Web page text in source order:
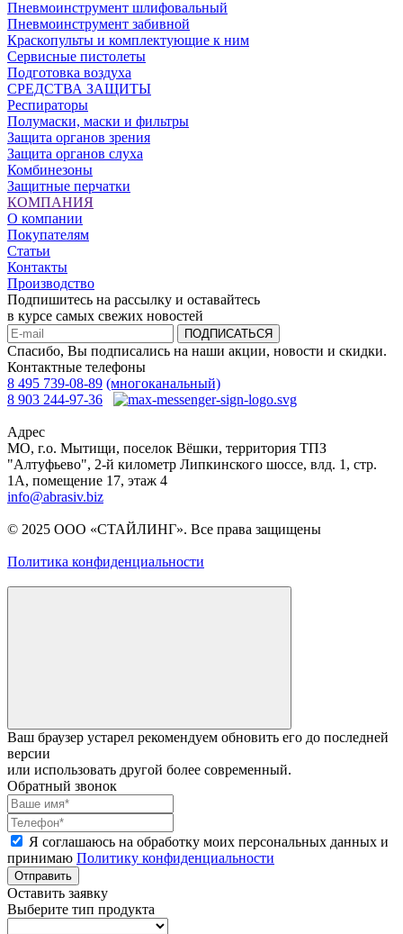
Пневмоинструмент шлифовальный
Пневмоинструмент забивной
Краскопульты и комплектующие к ним
Сервисные пистолеты
Подготовка воздуха
СРЕДСТВА ЗАЩИТЫ
Респираторы
Полумаски, маски и фильтры
Защита органов зрения
Защита органов слуха
Комбинезоны
Защитные перчатки
КОМПАНИЯ
О компании
Покупателям
Статьи
Контакты
Производство
Подпишитесь на рассылку и оставайтесь
в курсе самых свежих новостей
ПОДПИСАТЬСЯ
Спасибо, Вы подписались на наши акции, новости и скидки.
Контактные телефоны
8 495 739-08-89 (многоканальный)
8 903 244-97-36
Адрес
МО, г.о. Мытищи, поселок Вёшки, территория ТПЗ
"Алтуфьево", 2-й километр Липкинского шоссе, влд. 1, стр.
1A, помещение 17, этаж 4
info@abrasiv.biz
© 2025 ООО «СТАЙЛИНГ». Все права защищены
Политика конфиденциальности
Ваш браузер устарел рекомендуем обновить его до последней
версии
или использовать другой более современный.
Обратный звонок
Я соглашаюсь на обработку моих персональных данных и
принимаю Политику конфиденциальности
Отправить
Оставить заявку
Выберите тип продукта